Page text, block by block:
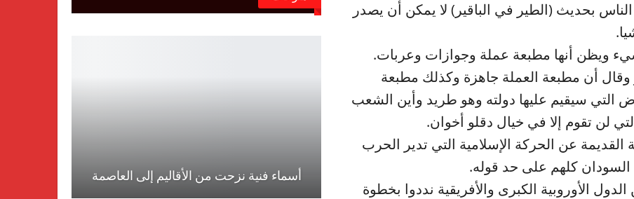
بحديث (الطير في الباقير) لا يمكن أن يصدر
ويظن أنها مطبعة عملة وجوازات وعربات.
وقال أن مطبعة العملة جاهزة وكذلك مطبعة
التي سيقيم عليها دولته وهو طريد وأين الشعب
لن تقوم إلا في خيال دقلو أخوان.
عن الحركة الإسلامية التي تدير الحرب
السودان كلهم على حد قوله.
الأوروبية الكبرى والأفريقية نددوا بخطوة
أسماء فنية نزحت من الأقاليم إلى العاصمة